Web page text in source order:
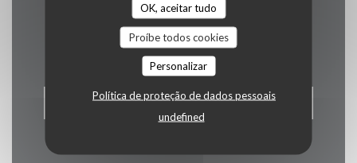
OK, aceitar tudo
Proíbe todos cookies
Personalizar
Política de proteção de dados pessoais
undefined
Contacte-nos
RESERVAR UMA MESA